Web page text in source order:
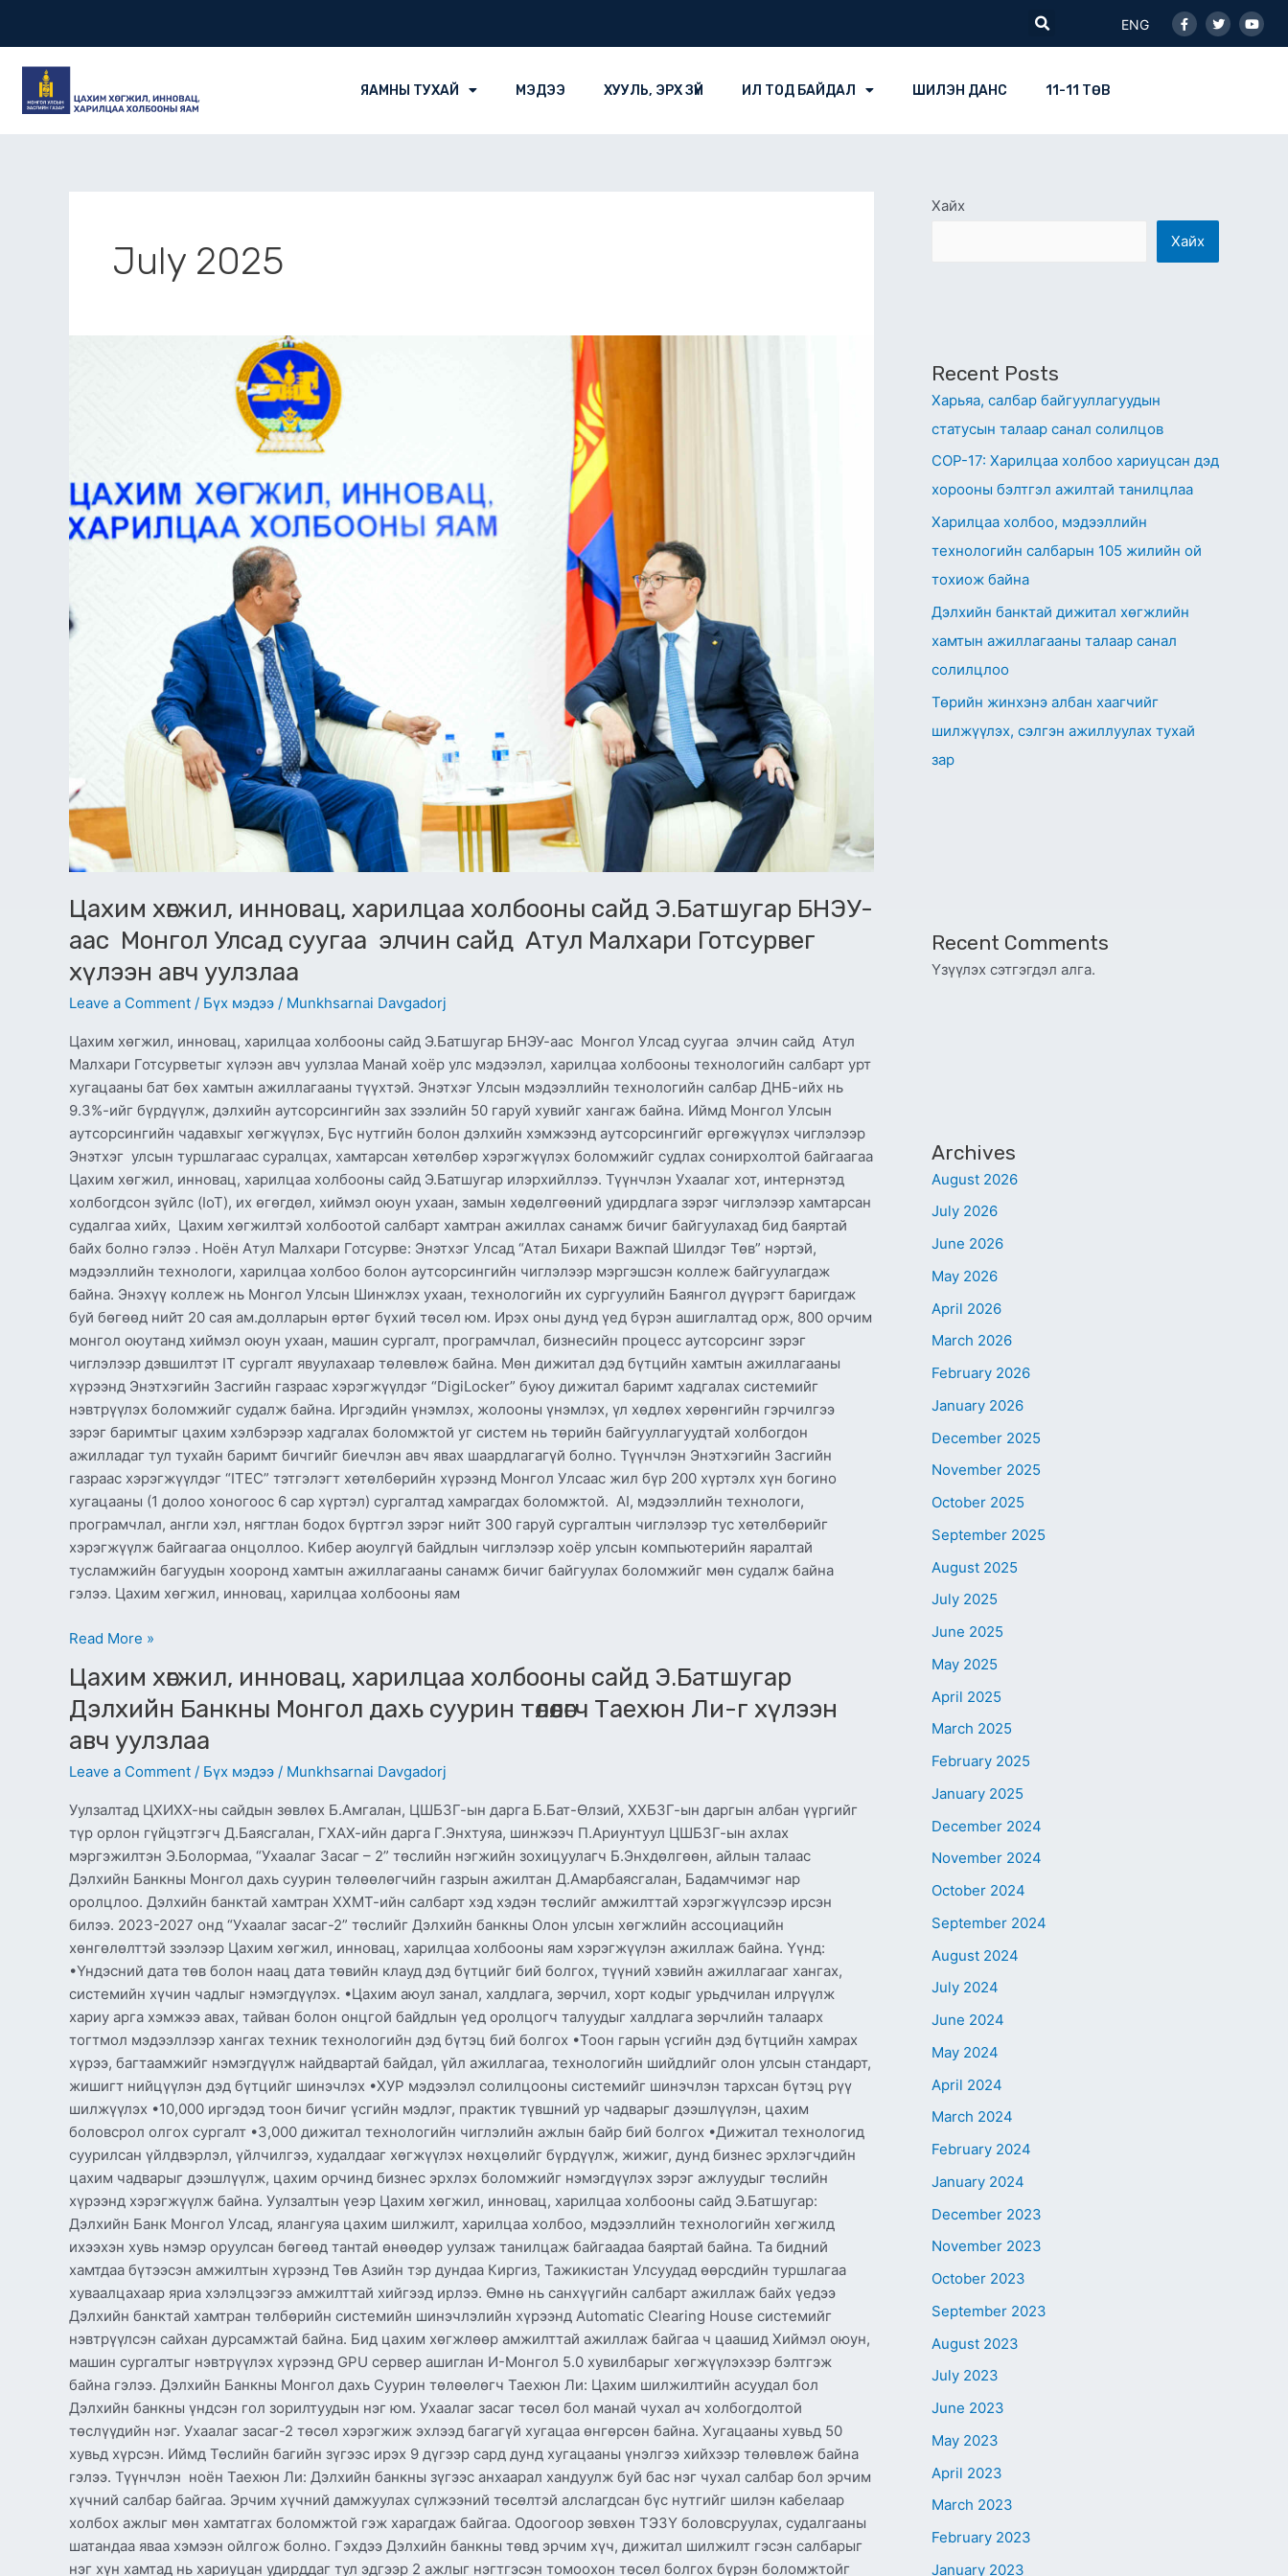
Search
ENG
f
ЯАМНЫ ТУХАЙ МЭДЭЭ ХУУЛЬ, ЭРХ ЗҮЙ ИЛ ТОД БАЙДАЛ ШИЛЭН ДАНС 11-11 ТӨВ
July 2025
Цахим хөгжил, инновац, харилцаа холбооны сайд Э.Батшугар БНЭУ-
аас Монгол Улсад суугаа элчин сайд Атул Малхари Готсурвег
хүлээн авч уулзлаа
Leave a Comment / Бүх мэдээ / Munkhsarnai Davgadorj
Цахим хөгжил, инновац, харилцаа холбооны сайд Э.Батшугар БНЭУ-аас Монгол Улсад суугаа элчин сайд Атул
Малхари Готсурветыг хүлээн авч уулзлаа Манай хоёр улс мэдээлэл, харилцаа холбооны технологийн салбарт урт
хугацааны бат бөх хамтын ажиллагааны түүхтэй. Энэтхэг Улсын мэдээллийн технологийн салбар ДНБ-ийх нь
9.3%-ийг бүрдүүлж, дэлхийн аутсорсингийн зах зээлийн 50 гаруй хувийг хангаж байна. Иймд Монгол Улсын
аутсорсингийн чадавхыг хөгжүүлэх, Бүс нутгийн болон дэлхийн хэмжээнд аутсорсингийг өргөжүүлэх чиглэлээр
Энэтхэг улсын туршлагаас суралцах, хамтарсан хөтөлбөр хэрэгжүүлэх боломжийг судлах сонирхолтой байгаагаа
Цахим хөгжил, инновац, харилцаа холбооны сайд Э.Батшугар илэрхийллээ. Түүнчлэн Ухаалаг хот, интернэтэд
холбогдсон зүйлс (IoT), их өгөгдөл, хиймэл оюун ухаан, замын хөдөлгөөний удирдлага зэрэг чиглэлээр хамтарсан
судалгаа хийх, Цахим хөгжилтэй холбоотой салбарт хамтран ажиллах санамж бичиг байгуулахад бид баяртай
байх болно гэлээ . Ноён Атул Малхари Готсурве: Энэтхэг Улсад “Атал Бихари Важпай Шилдэг Төв” нэртэй,
мэдээллийн технологи, харилцаа холбоо болон аутсорсингийн чиглэлээр мэргэшсэн коллеж байгуулагдаж
байна. Энэхүү коллеж нь Монгол Улсын Шинжлэх ухаан, технологийн их сургуулийн Баянгол дүүрэгт баригдаж
буй бөгөөд нийт 20 сая ам.долларын өртөг бүхий төсөл юм. Ирэх оны дунд үед бүрэн ашиглалтад орж, 800 орчим
монгол оюутанд хиймэл оюун ухаан, машин сургалт, програмчлал, бизнесийн процесс аутсорсинг зэрэг
чиглэлээр дэвшилтэт IT сургалт явуулахаар төлөвлөж байна. Мөн дижитал дэд бүтцийн хамтын ажиллагааны
хүрээнд Энэтхэгийн Засгийн газраас хэрэгжүүлдэг “DigiLocker” буюу дижитал баримт хадгалах системийг
нэвтрүүлэх боломжийг судалж байна. Иргэдийн үнэмлэх, жолооны үнэмлэх, үл хөдлөх хөрөнгийн гэрчилгээ
зэрэг баримтыг цахим хэлбэрээр хадгалах боломжтой уг систем нь төрийн байгууллагуудтай холбогдон
ажилладаг тул тухайн баримт бичгийг биечлэн авч явах шаардлагагүй болно. Түүнчлэн Энэтхэгийн Засгийн
газраас хэрэгжүүлдэг “ITEC” тэтгэлэгт хөтөлбөрийн хүрээнд Монгол Улсаас жил бүр 200 хүртэлх хүн богино
хугацааны (1 долоо хоногоос 6 сар хүртэл) сургалтад хамрагдах боломжтой. AI, мэдээллийн технологи,
програмчлал, англи хэл, нягтлан бодох бүртгэл зэрэг нийт 300 гаруй сургалтын чиглэлээр тус хөтөлбөрийг
хэрэгжүүлж байгаагаа онцоллоо. Кибер аюулгүй байдлын чиглэлээр хоёр улсын компьютерийн яаралтай
тусламжийн багуудын хооронд хамтын ажиллагааны санамж бичиг байгуулах боломжийг мөн судалж байна
гэлээ. Цахим хөгжил, инновац, харилцаа холбооны яам
Э.Батшугар
БНЭУ-
аас
элчин
сайд
Read More »
Цахим хөгжил, инновац, харилцаа холбооны сайд Э.Батшугар
Дэлхийн Банкны Монгол дахь суурин төлөөлөгч Таехюн Ли-г хүлээн
авч уулзлаа
Leave a Comment / Бүх мэдээ / Munkhsarnai Davgadorj
Уулзалтад ЦХИХХ-ны сайдын зөвлөх Б.Амгалан, ЦШБЗГ-ын дарга Б.Бат-Өлзий, ХХБЗГ-ын даргын албан үүргийг
түр орлон гүйцэтгэгч Д.Баясгалан, ГХАХ-ийн дарга Г.Энхтуяа, шинжээч П.Ариунтуул ЦШБЗГ-ын ахлах
мэргэжилтэн Э.Болормаа, “Ухаалаг Засаг – 2” төслийн нэгжийн зохицуулагч Б.Энхдөлгөөн, айлын талаас
Дэлхийн Банкны Монгол дахь суурин төлөөлөгчийн газрын ажилтан Д.Амарбаясгалан, Бадамчимэг нар
оролцлоо. Дэлхийн банктай хамтран ХХМТ-ийн салбарт хэд хэдэн төслийг амжилттай хэрэгжүүлсээр ирсэн
билээ. 2023-2027 онд “Ухаалаг засаг-2” төслийг Дэлхийн банкны Олон улсын хөгжлийн ассоциацийн
хөнгөлөлттэй зээлээр Цахим хөгжил, инновац, харилцаа холбооны яам хэрэгжүүлэн ажиллаж байна. Үүнд:
•Үндэсний дата төв болон наац дата төвийн клауд дэд бүтцийг бий болгох, түүний хэвийн ажиллагааг хангах,
системийн хүчин чадлыг нэмэгдүүлэх. •Цахим аюул занал, халдлага, зөрчил, хорт кодыг урьдчилан илрүүлж
хариу арга хэмжээ авах, тайван болон онцгой байдлын үед оролцогч талуудыг халдлага зөрчлийн талаарх
тогтмол мэдээллээр хангах техник технологийн дэд бүтэц бий болгох •Тоон гарын үсгийн дэд бүтцийн хамрах
хүрээ, багтаамжийг нэмэгдүүлж найдвартай байдал, үйл ажиллагаа, технологийн шийдлийг олон улсын стандарт,
жишигт нийцүүлэн дэд бүтцийг шинэчлэх •ХУР мэдээлэл солилцооны системийг шинэчлэн тархсан бүтэц рүү
шилжүүлэх •10,000 иргэдэд тоон бичиг үсгийн мэдлэг, практик түвшний ур чадварыг дээшлүүлэн, цахим
боловсрол олгох сургалт •3,000 дижитал технологийн чиглэлийн ажлын байр бий болгох •Дижитал технологид
суурилсан үйлдвэрлэл, үйлчилгээ, худалдааг хөгжүүлэх нөхцөлийг бүрдүүлж, жижиг, дунд бизнес эрхлэгчдийн
цахим чадварыг дээшлүүлж, цахим орчинд бизнес эрхлэх боломжийг нэмэгдүүлэх зэрэг ажлуудыг төслийн
хүрээнд хэрэгжүүлж байна. Уулзалтын үеэр Цахим хөгжил, инновац, харилцаа холбооны сайд Э.Батшугар:
Дэлхийн Банк Монгол Улсад, ялангуяа цахим шилжилт, харилцаа холбоо, мэдээллийн технологийн хөгжилд
ихээхэн хувь нэмэр оруулсан бөгөөд тантай өнөөдөр уулзаж танилцаж байгаадаа баяртай байна. Та бидний
хамтдаа бүтээсэн амжилтын хүрээнд Төв Азийн тэр дундаа Киргиз, Тажикистан Улсуудад өөрсдийн туршлагаа
хуваалцахаар яриа хэлэлцээгээ амжилттай хийгээд ирлээ. Өмнө нь санхүүгийн салбарт ажиллаж байх үедээ
Дэлхийн банктай хамтран төлбөрийн системийн шинэчлэлийн хүрээнд Automatic Clearing House системийг
нэвтрүүлсэн сайхан дурсамжтай байна. Бид цахим хөгжлөөр амжилттай ажиллаж байгаа ч цаашид Хиймэл оюун,
машин сургалтыг нэвтрүүлэх хүрээнд GPU сервер ашиглан И-Монгол 5.0 хувилбарыг хөгжүүлэхээр бэлтгэж
байна гэлээ. Дэлхийн Банкны Монгол дахь Cуурин төлөөлөгч Таехюн Ли: Цахим шилжилтийн асуудал бол
Дэлхийн банкны үндсэн гол зорилтуудын нэг юм. Ухаалаг засаг төсөл бол манай чухал ач холбогдолтой
төслүүдийн нэг. Ухаалаг засаг-2 төсөл хэрэгжиж эхлээд багагүй хугацаа өнгөрсөн байна. Хугацааны хувьд 50
хувьд хүрсэн. Иймд Төслийн багийн зүгээс ирэх 9 дүгээр сард дунд хугацааны үнэлгээ хийхээр төлөвлөж байна
гэлээ. Түүнчлэн ноён Таехюн Ли: Дэлхийн банкны зүгээс анхаарал хандуулж буй бас нэг чухал салбар бол эрчим
хүчний салбар байгаа. Эрчим хүчний дамжуулах сүлжээний төсөлтэй алслагдсан бүс нутгийг шилэн кабелаар
холбох ажлыг мөн хамтатгах боломжтой гэж харагдаж байгаа. Одоогоор зөвхөн ТЭЗҮ боловсруулах, судалгааны
шатандаа яваа хэмээн ойлгож болно. Гэхдээ Дэлхийн банкны төвд эрчим хүч, дижитал шилжилт гэсэн салбарыг
нэг хүн хамтад нь хариуцан удирддаг тул эдгээр 2 ажлыг нэгтгэсэн томоохон төсөл болгох бүрэн боломжтойг
Цахим
хөгжил,
инновац,
харилцаа
холбооны
Э.Батшугар
Дэлхийн
Банкны
Монгол
дахь
суурин
төлөөлөгч
Таехюн
Ли-
г
хүлээн
авч
уулзлаа
Хайх
Хайх
Recent Posts
Харьяа, салбар байгууллагуудын
статусын талаар санал солилцов
СОР-17: Харилцаа холбоо хариуцсан дэд
хорооны бэлтгэл ажилтай танилцлаа
Харилцаа холбоо, мэдээллийн
технологийн салбарын 105 жилийн ой
тохиож байна
Дэлхийн банктай дижитал хөгжлийн
хамтын ажиллагааны талаар санал
солилцлоо
Төрийн жинхэнэ албан хаагчийг
шилжүүлэх, сэлгэн ажиллуулах тухай
зар
Recent Comments
Үзүүлэх сэтгэгдэл алга.
Archives
August 2026
July 2026
June 2026
May 2026
April 2026
March 2026
February 2026
January 2026
December 2025
November 2025
October 2025
September 2025
August 2025
July 2025
June 2025
May 2025
April 2025
March 2025
February 2025
January 2025
December 2024
November 2024
October 2024
September 2024
August 2024
July 2024
June 2024
May 2024
April 2024
March 2024
February 2024
January 2024
December 2023
November 2023
October 2023
September 2023
August 2023
July 2023
June 2023
May 2023
April 2023
March 2023
February 2023
January 2023